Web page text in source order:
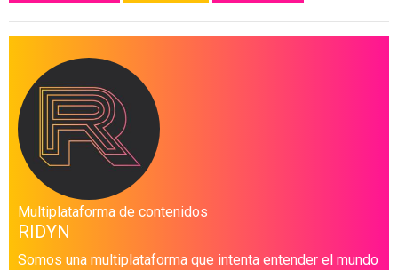
Multiplataforma de contenidos
RIDYN
Somos una multiplataforma que intenta entender el mundo